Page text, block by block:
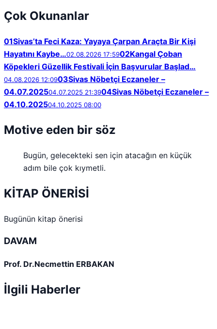
Çok Okunanlar
01Sivas’ta Feci Kaza: Yayaya Çarpan Araçta Bir Kişi
Hayatını Kaybe…02.08.2026 17:5902Kangal Çoban
Köpekleri Güzellik Festivali İçin Başvurular Başlad…
04.08.2026 12:0903Sivas Nöbetçi Eczaneler –
04.07.202504.07.2025 21:3904Sivas Nöbetçi Eczaneler –
04.10.202504.10.2025 08:00
Motive eden bir söz
Bugün, gelecekteki sen için atacağın en küçük
adım bile çok kıymetli.
KİTAP ÖNERİSİ
Bugünün kitap önerisi
DAVAM
Prof. Dr.Necmettin ERBAKAN
İlgili Haberler